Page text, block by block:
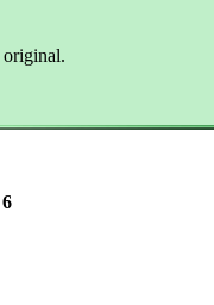
original.